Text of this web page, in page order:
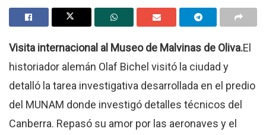
Visita internacional al Museo de Malvinas de Oliva.El
historiador alemán Olaf Bichel visitó la ciudad y
detalló la tarea investigativa desarrollada en el predio
del MUNAM donde investigó detalles técnicos del
Canberra. Repasó su amor por las aeronaves y el